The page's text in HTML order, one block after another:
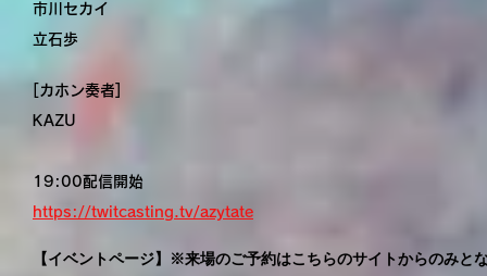
市川セカイ
立石歩
[カホン奏者]
KAZU
19:00配信開始
https://twitcasting.tv/azytate
【イベントページ】※来場のご予約はこちらのサイトからのみと